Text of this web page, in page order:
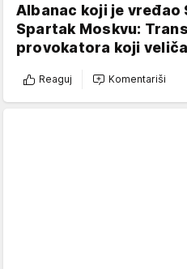
Albanac koji je vređao
Spartak Moskvu:
provokatora koji veliča
Reaguj Komentariši